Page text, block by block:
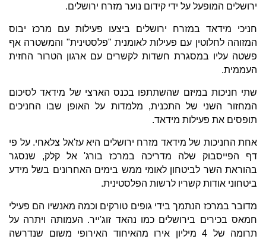
ירושלים המופעל על ידי קידום נוער מזרח ירושלים.
חניכי מידאד במזרח ירושלים ביצעו פעילות עם מרכז יבוס
המזוהה לחלוטין עם פעילות לאומנית "פלסטינית" והמשטרה אף
פשטה עליו במסגרת חשדות לקשרים עם ארגון הטרור החזית
העממית.
שתי חניכות במיזם שהשתתפו בכנס הארצי של מידאד לסיכום
המחזור השני של התכנית, מלמדות על האופן שבו החניכים
תופסים את פעילות מידאד.
אחת החניכות של מידאד מזרח ירושלים היא עז'אל צלאחי. על פי
דף הפייסבוק שלה מדריכה במרכז בורג' אל קלק, שנסגר
בהוראת השר לביטחון לאומי ממש בימים האחרונים בשל מידע
ביטחוני אודות קשריו לרשות הפלסטינית.
מדובר במרכז הנתמך בידי גופים טורקים וכמה מאנשיו הם פעילי
חמאס בכירים בירושלים כמו נהאד זוג'ייר. העמותה ויתרה על
תרומה של 4 מיליון אירו מהאיחוד האירופי משום שנדרשה